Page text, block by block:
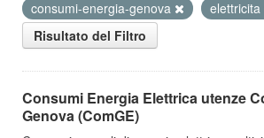
consumi-energia-genova
elettricita
Risultato del Filtro
Consumi Energia Elettrica utenze
Genova (ComGE)